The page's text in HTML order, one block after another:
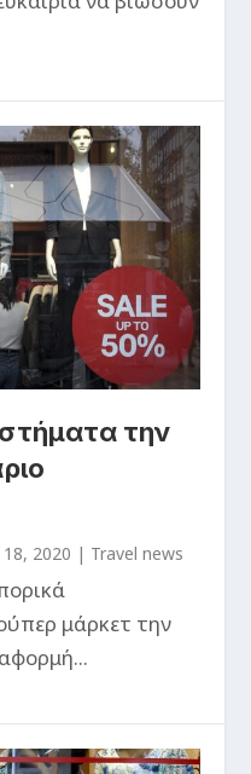
την
18, 2020 | Travel news
μάρκετ την